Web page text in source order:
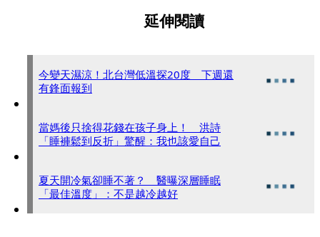
延伸閱讀
今變天濕涼！北台灣低溫探20度 下週還
有鋒面報到
當媽後只捨得花錢在孩子身上！ 洪詩
「睡褲鬆到反折」驚醒：我也該愛自己
夏天開冷氣卻睡不著？ 醫曝深層睡眠
「最佳溫度」：不是越冷越好